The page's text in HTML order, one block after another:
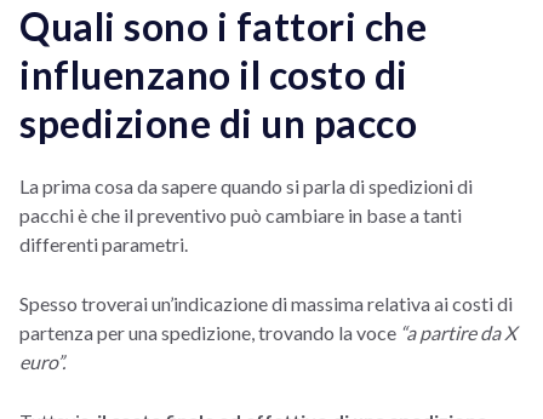
Quali sono i fattori che
influenzano il costo di
spedizione di un pacco
La prima cosa da sapere quando si parla di spedizioni di
pacchi è che il preventivo può cambiare in base a tanti
differenti parametri.
Spesso troverai un’indicazione di massima relativa ai costi di
partenza per una spedizione, trovando la voce “a partire da X
euro”.